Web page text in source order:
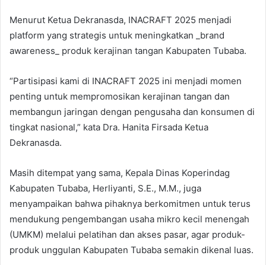
Menurut Ketua Dekranasda, INACRAFT 2025 menjadi
platform yang strategis untuk meningkatkan _brand
awareness_ produk kerajinan tangan Kabupaten Tubaba.
“Partisipasi kami di INACRAFT 2025 ini menjadi momen
penting untuk mempromosikan kerajinan tangan dan
membangun jaringan dengan pengusaha dan konsumen di
tingkat nasional,” kata Dra. Hanita Firsada Ketua
Dekranasda.
Masih ditempat yang sama, Kepala Dinas Koperindag
Kabupaten Tubaba, Herliyanti, S.E., M.M., juga
menyampaikan bahwa pihaknya berkomitmen untuk terus
mendukung pengembangan usaha mikro kecil menengah
(UMKM) melalui pelatihan dan akses pasar, agar produk-
produk unggulan Kabupaten Tubaba semakin dikenal luas.